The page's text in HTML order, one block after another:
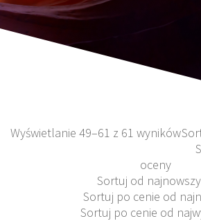
Wyświetlanie 49–61 z 61 wyników
oceny
Sortuj od
Sortuj po cenie od
Sortuj po cenie od